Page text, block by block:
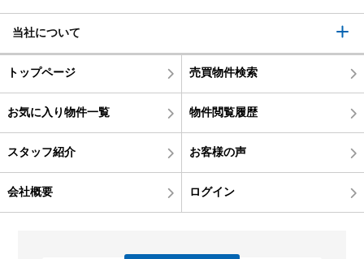
当社について
トップページ 売買物件検索
お気に入り物件一覧 物件閲覧履歴
スタッフ紹介 お客様の声
会社概要 ログイン